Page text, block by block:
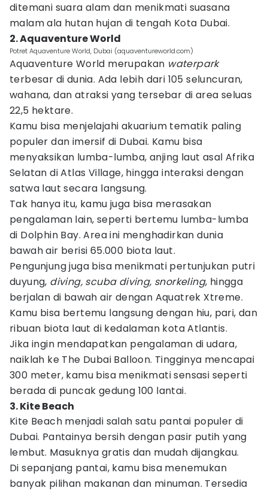
ditemani suara alam dan menikmati suasana
malam ala hutan hujan di tengah Kota Dubai.
2. Aquaventure World
Potret Aquaventure World, Dubai (aquaventureworld.com)
Aquaventure World merupakan waterpark
terbesar di dunia. Ada lebih dari 105 seluncuran,
wahana, dan atraksi yang tersebar di area seluas
22,5 hektare.
Kamu bisa menjelajahi akuarium tematik paling
populer dan imersif di Dubai. Kamu bisa
menyaksikan lumba-lumba, anjing laut asal Afrika
Selatan di Atlas Village, hingga interaksi dengan
satwa laut secara langsung.
Tak hanya itu, kamu juga bisa merasakan
pengalaman lain, seperti bertemu lumba-lumba
di Dolphin Bay. Area ini menghadirkan dunia
bawah air berisi 65.000 biota laut.
Pengunjung juga bisa menikmati pertunjukan putri
duyung, diving, scuba diving, snorkeling, hingga
berjalan di bawah air dengan Aquatrek Xtreme.
Kamu bisa bertemu langsung dengan hiu, pari, dan
ribuan biota laut di kedalaman kota Atlantis.
Jika ingin mendapatkan pengalaman di udara,
naiklah ke The Dubai Balloon. Tingginya mencapai
300 meter, kamu bisa menikmati sensasi seperti
berada di puncak gedung 100 lantai.
3. Kite Beach
Kite Beach menjadi salah satu pantai populer di
Dubai. Pantainya bersih dengan pasir putih yang
lembut. Masuknya gratis dan mudah dijangkau.
Di sepanjang pantai, kamu bisa menemukan
banyak pilihan makanan dan minuman. Tersedia